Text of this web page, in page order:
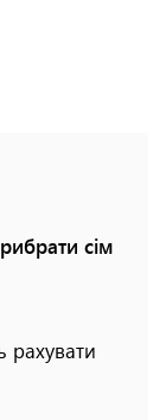
сім
рахувати